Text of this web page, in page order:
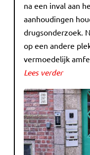
na een inval aan
aanhoudingen
drugsonderzoek.
op een andere
vermoedelijk
Lees verder